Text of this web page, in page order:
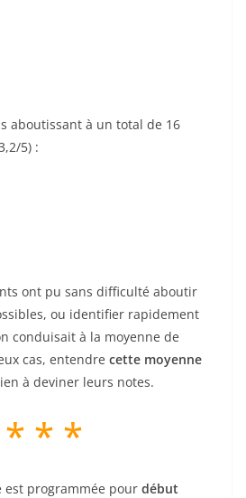
aboutissant à un total de 16
5) :
ont pu sans difficulté aboutir
ou identifier rapidement
conduisait à la moyenne de
cas, entendre cette moyenne
à deviner leurs notes.
* * *
est programmée pour début